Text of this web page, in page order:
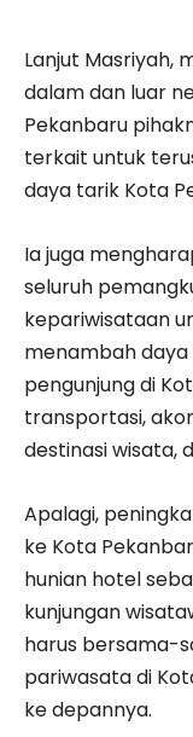
Lanjut Masriyah,
dalam dan luar
Pekanbaru
terkait untuk
daya tarik Kota
Ia juga
seluruh
kepariwisataan
menambah
pengunjung di
transportasi,
destinasi wisata,
Apalagi,
ke Kota
hunian hotel
kunjungan
harus bersama-
pariwasata di
ke depannya.